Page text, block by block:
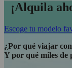
¡Alquila
Escoge tu modelo
¿Por qué viajar
Y por qué miles de